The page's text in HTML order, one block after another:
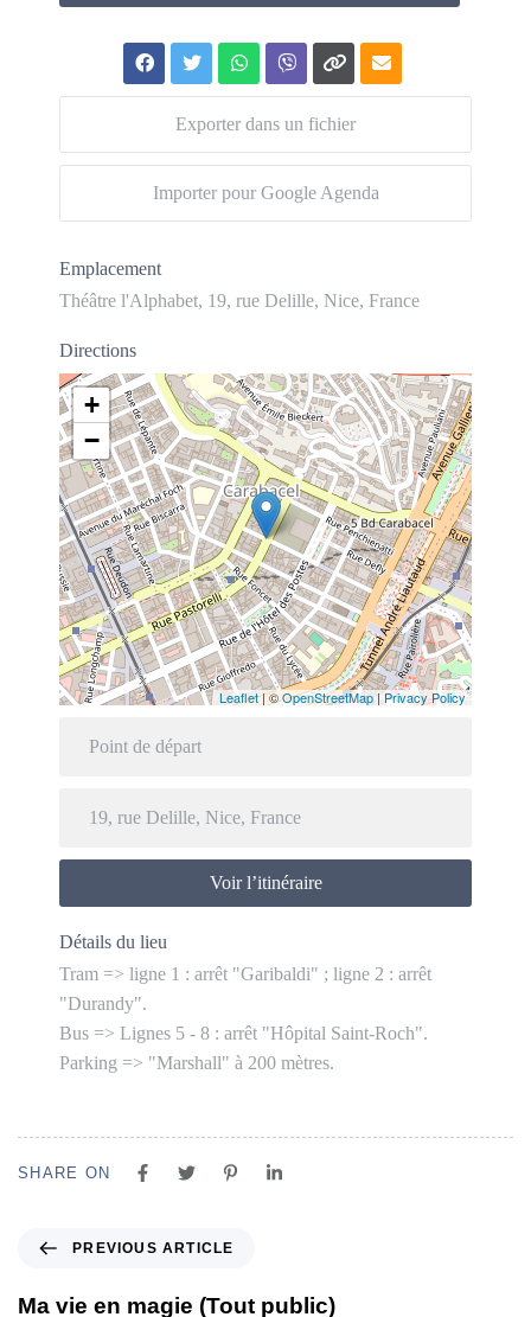
Exporter dans un fichier
Importer pour Google Agenda
Emplacement
Théâtre l'Alphabet, 19, rue Delille, Nice, France
Directions
+
−
Leaflet| ©OpenStreetMap | Privacy Policy
Voir l’itinéraire
Détails du lieu
Tram => ligne 1 : arrêt "Garibaldi" ; ligne 2 : arrêt
"Durandy".
Bus => Lignes 5 - 8 : arrêt "Hôpital Saint-Roch".
Parking => "Marshall" à 200 mètres.
SHARE ON
PREVIOUS ARTICLE
Ma vie en magie (Tout public)